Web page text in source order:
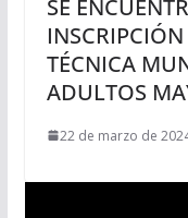
SE
TÉCNICA
ADULTOS
22 de marzo de